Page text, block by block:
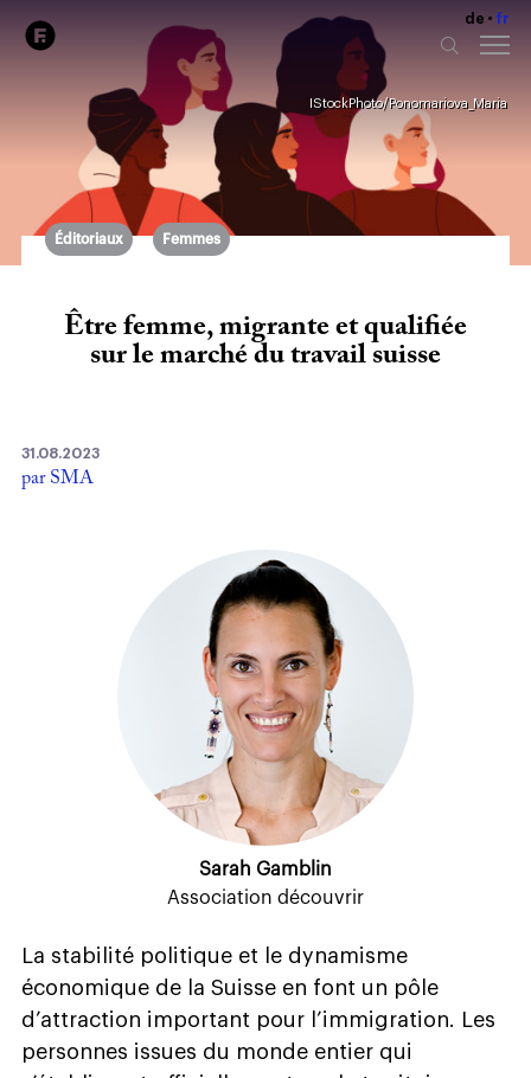
de fr
IStockPhoto/Ponomariova_Maria
Éditoriaux Femmes
Être femme, migrante et qualifiée
sur le marché du travail suisse
31.08.2023
par SMA
Sarah Gamblin
Association découvrir
La stabilité politique et le dynamisme
économique de la Suisse en font un pôle
d’attraction important pour l’immigration. Les
personnes issues du monde entier qui